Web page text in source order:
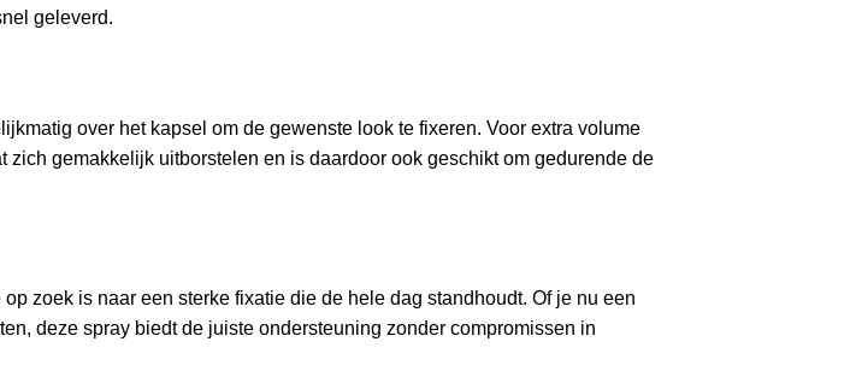
geleverd.
over het kapsel om de gewenste look te fixeren. Voor extra volume
gemakkelijk uitborstelen en is daardoor ook geschikt om gedurende de
zoek is naar een sterke fixatie die de hele dag standhoudt. Of je nu een
deze spray biedt de juiste ondersteuning zonder compromissen in